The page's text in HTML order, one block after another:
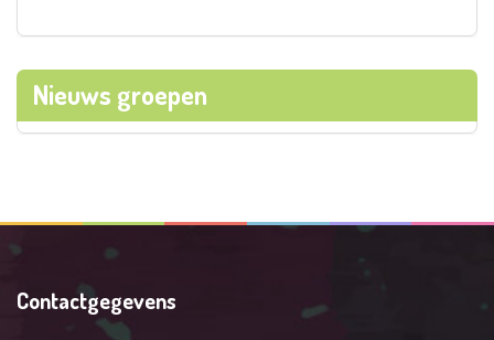
Nieuws groepen
Contactgegevens